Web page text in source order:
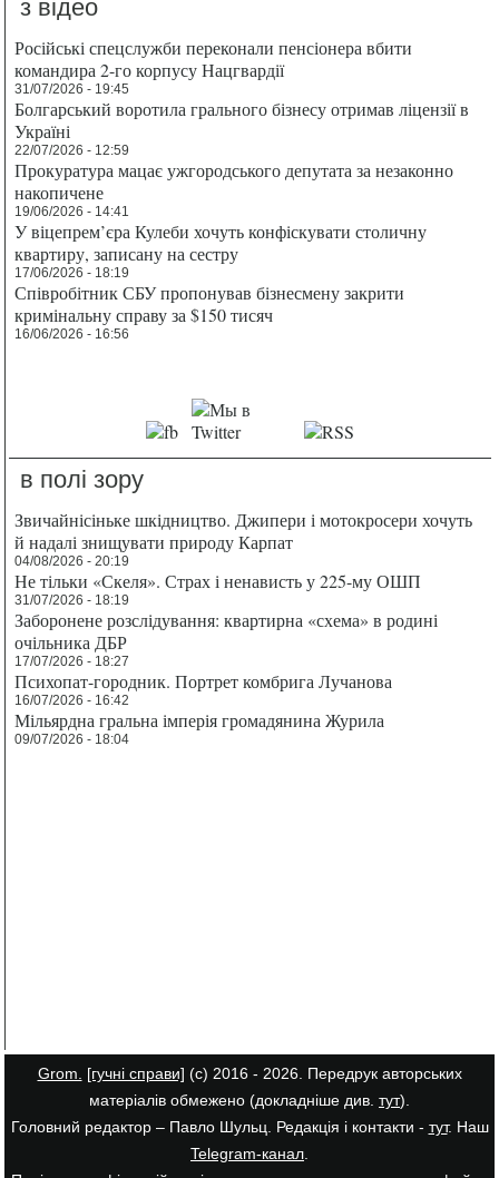
з відео
Російські спецслужби переконали пенсіонера вбити
командира 2-го корпусу Нацгвардії
31/07/2026 - 19:45
Болгарський воротила грального бізнесу отримав ліцензії в
Україні
22/07/2026 - 12:59
Прокуратура мацає ужгородського депутата за незаконно
накопичене
19/06/2026 - 14:41
У віцепрем’єра Кулеби хочуть конфіскувати столичну
квартиру, записану на сестру
17/06/2026 - 18:19
Співробітник СБУ пропонував бізнесмену закрити
кримінальну справу за $150 тисяч
16/06/2026 - 16:56
в полі зору
Звичайнісіньке шкідництво. Джипери і мотокросери хочуть
й надалі знищувати природу Карпат
04/08/2026 - 20:19
Не тільки «Скеля». Страх і ненависть у 225-му ОШП
31/07/2026 - 18:19
Заборонене розслідування: квартирна «схема» в родині
очільника ДБР
17/07/2026 - 18:27
Психопат-городник. Портрет комбрига Лучанова
16/07/2026 - 16:42
Мільярдна гральна імперія громадянина Журила
09/07/2026 - 18:04
Grom. [гучні справи] (с) 2016 - 2026. Передрук авторських
матеріалів обмежено (докладніше див. тут).
Головний редактор – Павло Шульц. Редакція і контакти - тут. Наш
Telegram-канал